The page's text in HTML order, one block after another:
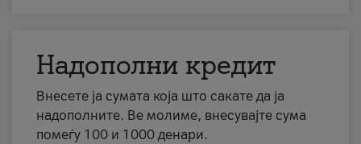
Надополни кредит
Внесете ја сумата која што сакате да ја
надополните. Ве молиме, внесувајте сума
помеѓу 100 и 1000 денари.